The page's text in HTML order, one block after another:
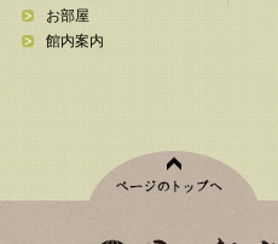
お部屋
館内案内